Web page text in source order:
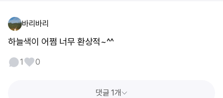
바리바리
하늘색이 어쩜 너무 환상적~^^
1 0
댓글 1개